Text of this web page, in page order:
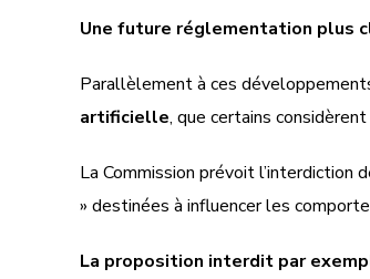
Une future réglementation plus
Parallèlement à ces
artificielle, que certains
La Commission prévoit l’interdiction
» destinées à influencer les
La proposition interdit par